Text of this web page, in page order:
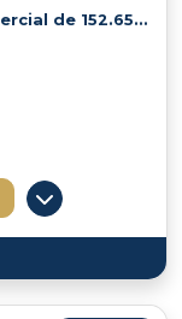
La Ferriere Aux Etangs - Local commercial de 152.65 m2